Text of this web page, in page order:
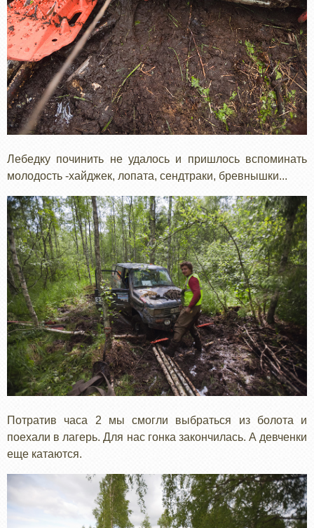
Лебедку починить не удалось и пришлось вспоминать
молодость -хайджек, лопата, сендтраки, бревнышки...
Потратив часа 2 мы смогли выбраться из болота и
поехали в лагерь. Для нас гонка закончилась. А девченки
еще катаются.